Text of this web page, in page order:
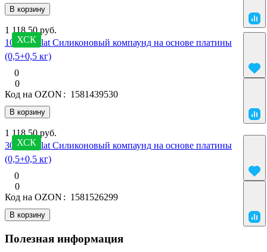
В корзину
ХСК
1 118.50 руб.
10 SilcoPlat Силиконовый компаунд на основе платины
(0,5+0,5 кг)
0
0
В корзину
Код на OZON : 1581439530
ХСК
1 118.50 руб.
30 SilcoPlat Силиконовый компаунд на основе платины
(0,5+0,5 кг)
0
0
В корзину
Код на OZON : 1581526299
Полезная информация